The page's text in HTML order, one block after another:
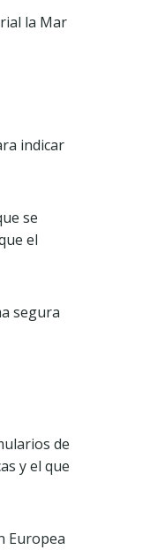
la Mar
indicar
se
el
segura
de
y el que
Europea